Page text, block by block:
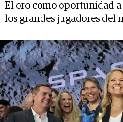
El oro como oportunidad
los grandes jugadores del